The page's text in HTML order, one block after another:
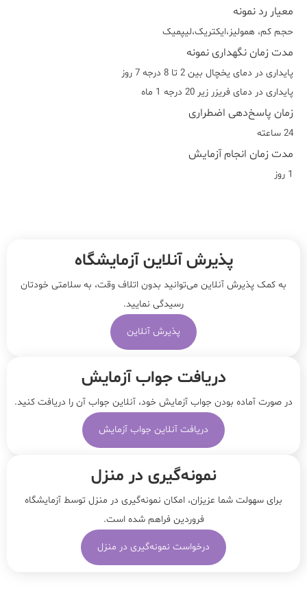
معیار رد نمونه
حجم کم، همولیز،ایکتریک،لیپمیک
مدت زمان نگهداری نمونه
پایداری در دمای یخچال بین 2 تا 8 درجه 7 روز
پایداری در دمای فریزر زیر 20 درجه 1 ماه
زمان پاسخ‌دهی اضطراری
24 ساعته
مدت زمان انجام آزمایش
1 روز
پذیرش آنلاین آزمایشگاه
به کمک پذیرش آنلاین می‌توانید بدون اتلاف وقت، به سلامتی خودتان
رسیدگی نمایید.
پذیرش آنلاین
دریافت جواب آزمایش
در صورت آماده بودن جواب آزمایش خود، آنلاین جواب‌ آن را دریافت کنید.
دریافت آنلاین جواب آزمایش
نمونه‌‌گیری در منزل
برای سهولت شما عزیزان، امکان نمونه‌گیری در منزل توسط آزمایشگاه
فروردین فراهم شده است.
درخواست نمونه‌گیری در منزل